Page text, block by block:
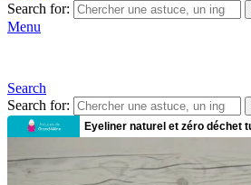
Search for:
Menu
Search
Search for: